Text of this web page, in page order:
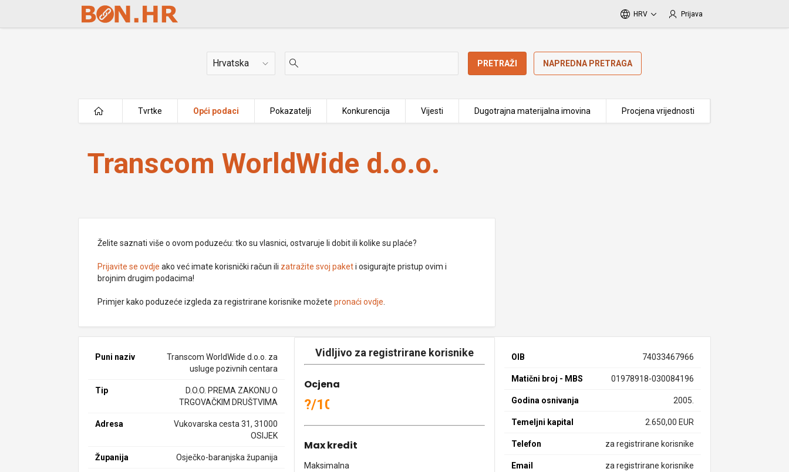
Skip to Main Content
HRV Prijava
Država PRETRAŽI NAPREDNA PRETRAGA
Tvrtke Opći podaci Pokazatelji Konkurencija Vijesti Dugotrajna materijalna imovina Procjena vrijednosti
Transcom WorldWide d.o.o.
Transcom WorldWide d.o.o.
Želite saznati više o ovom poduzeću: tko su vlasnici, ostvaruje li dobit ili kolike su plaće?
Prijavite se ovdje ako već imate korisnički račun ili zatražite svoj paketi osigurajte pristup ovim i
brojnim drugim podacima!
Primjer kako poduzeće izgleda za registrirane korisnike možetepronaći ovdje
Puni naziv
Transcom WorldWide d.o.o. za
usluge pozivnih centara
Tip
D.O.O. PREMA ZAKONU O
TRGOVAČKIM DRUŠTVIMA
Adresa
Vukovarska cesta 31, 31000
OSIJEK
Županija Osječko-baranjska županija
Vidljivo za registrirane korisnike
Ocjena
?/10
Max kredit
Maksimalna
OIB 74033467966
Matični broj - MBS 01978918-030084196
Godina osnivanja 2005.
Temeljni kapital 2.650,00 EUR
Telefon za registrirane korisnike
Email za registrirane korisnike